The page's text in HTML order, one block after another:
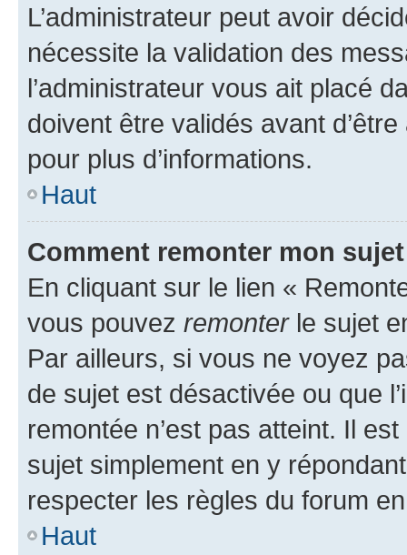
L’administrateur peut avoir
nécessite la validation des
l’administrateur vous ait placé
doivent être validés avant
pour plus d’informations.
Haut
Comment remonter mon
En cliquant sur le lien «
vous pouvez remonterle sujet
Par ailleurs, si vous ne voyez
de sujet est désactivée ou que
remontée n’est pas atteint. Il
sujet simplement en y
respecter les règles du forum
Haut